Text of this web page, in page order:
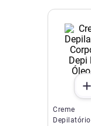
Creme
Depilatório